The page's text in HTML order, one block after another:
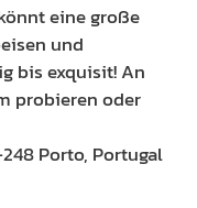
eine große
und
bis exquisit! An
probieren oder
Porto, Portugal